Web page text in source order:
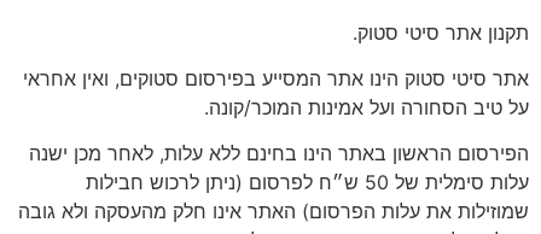
תקנון אתר סיטי סטוק.
אתר סיטי סטוק הינו אתר המסייע בפירסום סטוקים, ואין אחראי
על טיב הסחורה ועל אמינות המוכר/קונה.
הפירסום הראשון באתר הינו בחינם ללא עלות, לאחר מכן ישנה
עלות סימלית של 50 ש״ח לפרסום (ניתן לרכוש חבילות
שמוזילות את עלות הפרסום) האתר אינו חלק מהעסקה ולא גובה